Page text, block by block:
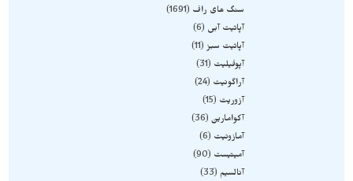
سنگ های راف
1691
آپاتیت آبی
6
آپاتیت سبز 11
آپوفیلیت
31
آراگونیت
24
آزوریت
15
آکوامارین 36
آمازونیت
6
آمیتیست
90
آنالسیم
33